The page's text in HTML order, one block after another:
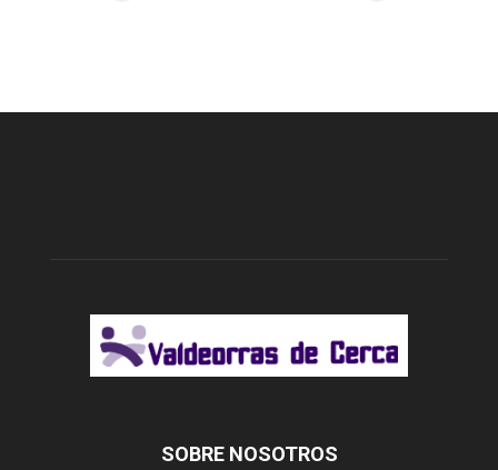
SOBRE NOSOTROS